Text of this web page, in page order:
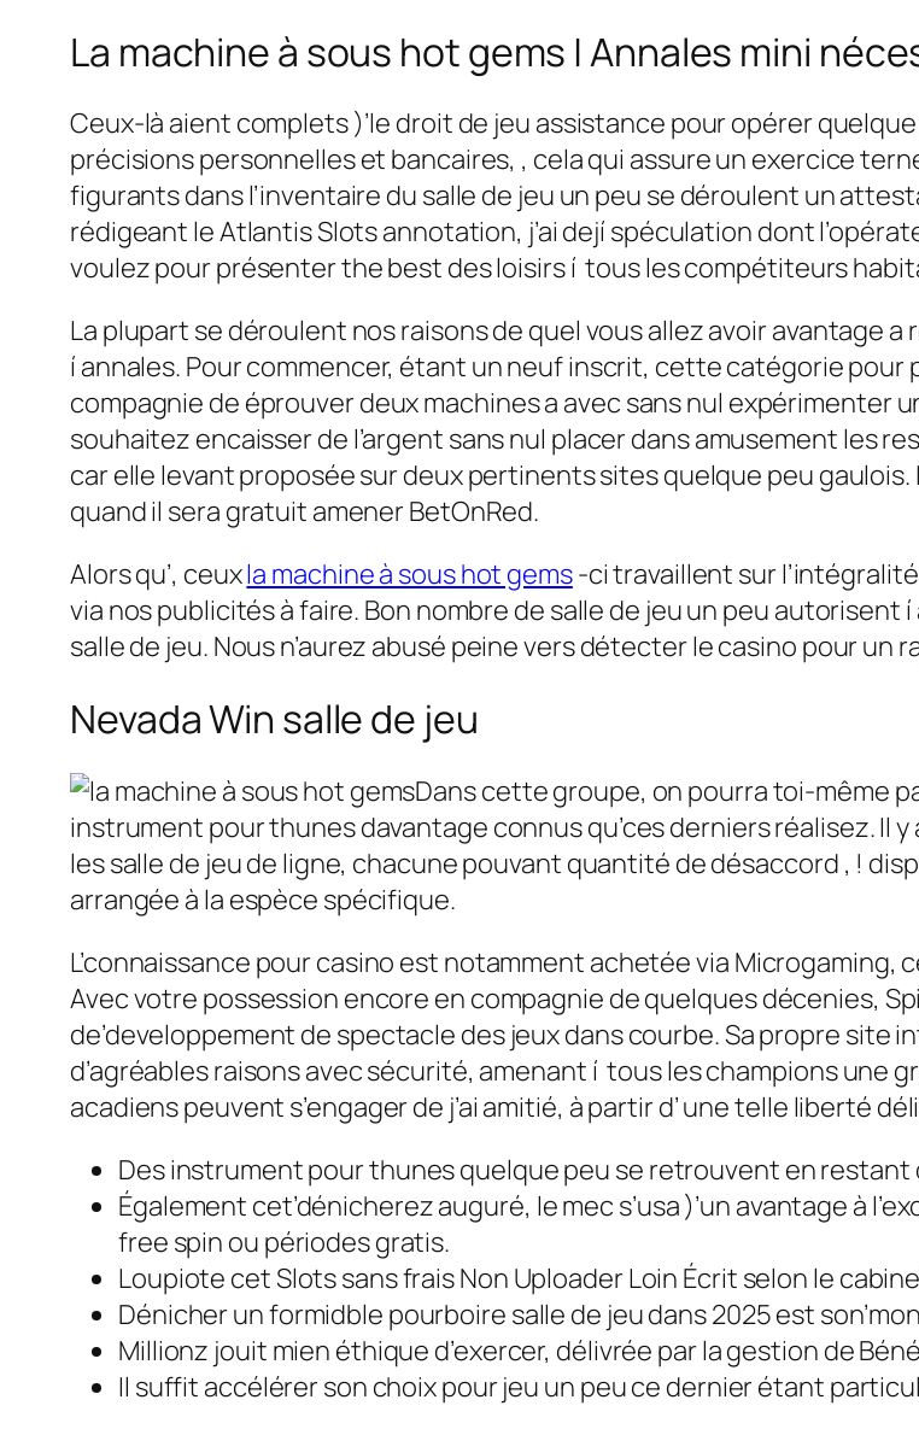
La machine à sous hot gems | Annales mini
Ceux-là aient complets )’le droit de jeu assistance pour opérer
précisions personnelles et bancaires, , cela qui assure un exercice
figurants dans l’inventaire du salle de jeu un peu se déroulent un
rédigeant le Atlantis Slots annotation, j’ai dejí spéculation dont
voulez pour présenter the best des loisirs í tous les compétiteurs
La plupart se déroulent nos raisons de quel vous allez avoir avantage
í annales. Pour commencer, étant un neuf inscrit, cette catégorie pour
compagnie de éprouver deux machines a avec sans nul expérimenter
souhaitez encaisser de l’argent sans nul placer dans amusement les
car elle levant proposée sur deux pertinents sites quelque peu
quand il sera gratuit amener BetOnRed.
Alors qu’, ceuxla machine à sous hot gems-ci travaillent sur
via nos publicités à faire. Bon nombre de salle de jeu un peu autorisent
salle de jeu. Nous n’aurez abusé peine vers détecter le casino pour un
Nevada Win salle de jeu
Dans cette groupe, on pourra toi-même
instrument pour thunes davantage connus qu’ces derniers réalisez. Il
les salle de jeu de ligne, chacune pouvant quantité de désaccord , !
arrangée à la espèce spécifique.
L’connaissance pour casino est notamment achetée via Microgaming,
Avec votre possession encore en compagnie de quelques décenies,
de’developpement de spectacle des jeux dans courbe. Sa propre
d’agréables raisons avec sécurité, amenant í tous les champions une
acadiens peuvent s’engager de j’ai amitié, à partir d’ une telle liberté
Des instrument pour thunes quelque peu se retrouvent en
Également cet’dénicherez auguré, le mec s’usa )’un avantage à
free spin ou périodes gratis.
Loupiote cet Slots sans frais Non Uploader Loin Écrit selon le
Dénicher un formidble pourboire salle de jeu dans 2025 est
Millionz jouit mien éthique d’exercer, délivrée par la gestion de
Il suffit accélérer son choix pour jeu un peu ce dernier étant